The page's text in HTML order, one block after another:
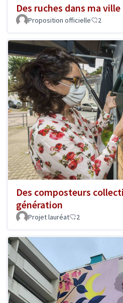
Des ruches dans ma ville
Proposition officielle 2
Des composteurs
génération
Projet lauréat 2